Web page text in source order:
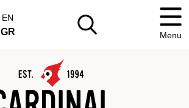
EN
GR Menu